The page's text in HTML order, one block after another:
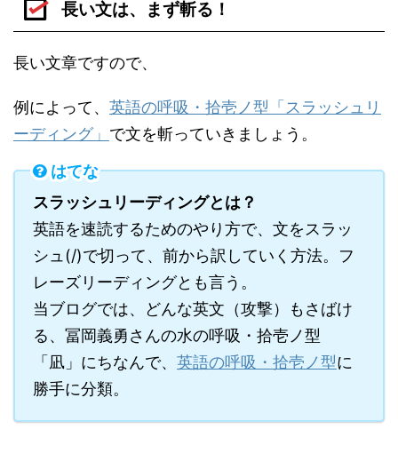
長い文は、まず斬る！
長い文章ですので、
例によって、 英語の呼吸・拾壱ノ型「スラッシュリ
ーディング」 で文を斬っていきましょう。
はてな
スラッシュリーディングとは？
英語を速読するためのやり方で、文をスラッ
シュ(/)で切って、前から訳していく方法。フ
レーズリーディングとも言う。
当ブログでは、どんな英文（攻撃）もさばけ
る、冨岡義勇さんの水の呼吸・拾壱ノ型
「凪」にちなんで、 英語の呼吸・拾壱ノ型に
勝手に分類。